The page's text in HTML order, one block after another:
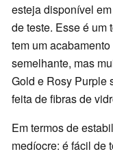
esteja disponível
de teste. Esse é um
tem um
semelhante, mas
Gold e Rosy Purple
feita de fibras de
Em termos de
medíocre: é fácil de